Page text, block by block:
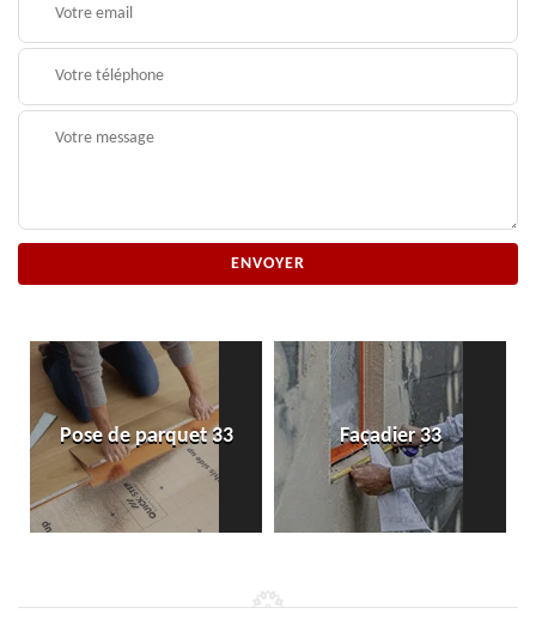
Pose de parquet 33 Façadier 33